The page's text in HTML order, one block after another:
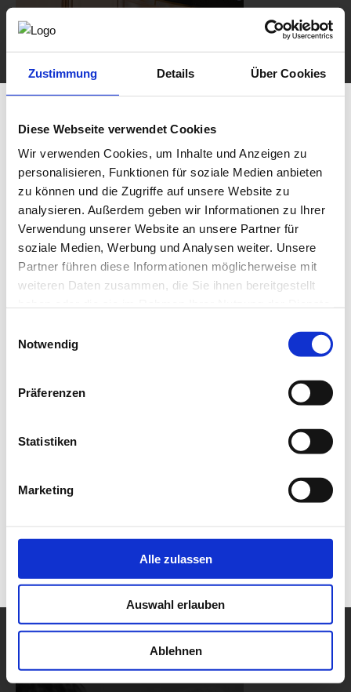
Zustimmung Details Über Cookies
Diese Webseite verwendet Cookies
Wir verwenden Cookies, um Inhalte und Anzeigen zu
personalisieren, Funktionen für soziale Medien anbieten
zu können und die Zugriffe auf unsere Website zu
analysieren. Außerdem geben wir Informationen zu Ihrer
Verwendung unserer Website an unsere Partner für
soziale Medien, Werbung und Analysen weiter. Unsere
Partner führen diese Informationen möglicherweise mit
weiteren Daten zusammen, die Sie ihnen bereitgestellt
Notwendig
Präferenzen
Statistiken
Marketing
Alle zulassen
Auswahl erlauben
Ablehnen